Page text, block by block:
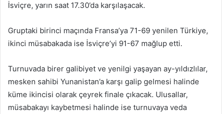
İsviçre, yarın saat 17.30’da karşılaşacak.
Gruptaki birinci maçında Fransa’ya 71-69 yenilen Türkiye,
ikinci müsabakada ise İsviçre’yi 91-67 mağlup etti.
Turnuvada birer galibiyet ve yenilgi yaşayan ay-yıldızlılar,
mesken sahibi Yunanistan’a karşı galip gelmesi halinde
küme ikincisi olarak çeyrek finale çıkacak. Ulusallar,
müsabakayı kaybetmesi halinde ise turnuvaya veda